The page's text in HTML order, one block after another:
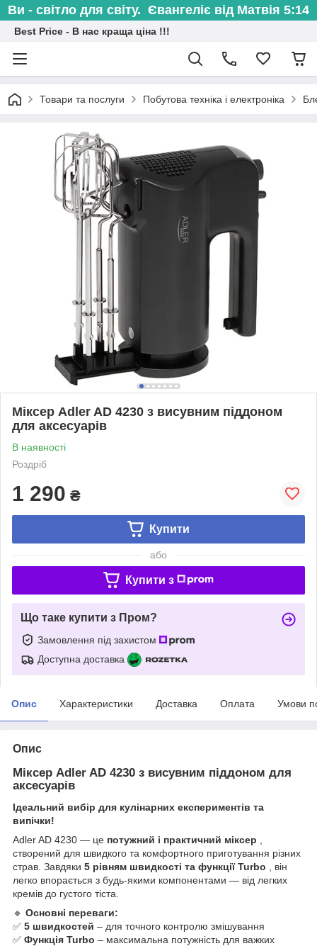
Ви - світло для світу. Євангеліє від Матвія 5:14
Best Price - В нас краща ціна !!!
Товари та послуги Побутова техніка і електроніка
Міксер Adler AD 4230 з висувним піддоном
для аксесуарів
В наявності
Роздріб
1 290 ₴
Купити
або
Купити з
Що таке купити з Пром?
Замовлення під захистом
Доступна доставка
Опис Характеристики Доставка Оплата Умови
Опис
Міксер Adler AD 4230 з висувним піддоном для
аксесуарів
Ідеальний вибір для кулінарних експериментів та
випічки!
Adler AD 4230 — це потужний і практичний міксер
створений для швидкого та комфортного приготування різних
страв. Завдяки 5 рівням швидкості та функції Turbo , він
легко впорається з будь-якими компонентами — від легких
кремів до густого тіста.
🔹 Основні переваги:
​​✅ 5 швидкостей – для точного контролю змішування
✅ Функція Turbo – максимальна потужність для важких